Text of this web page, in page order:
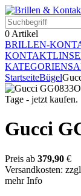
0 Artikel
BRILLEN-
KATEGORIEN
StartseiteBügel
Gucci
Preis ab 379,90 €
Versandkosten:
mehr Info